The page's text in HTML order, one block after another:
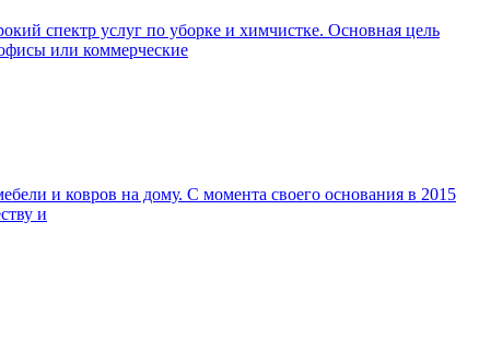
спектр услуг по уборке и химчистке. Основная цель
или коммерческие
и ковров на дому. С момента своего основания в 2015
и